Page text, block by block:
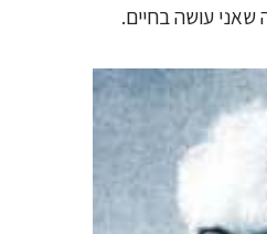
עושה בחיים.